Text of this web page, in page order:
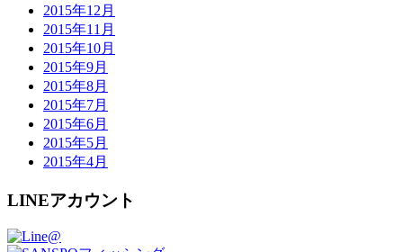
2015年12月
2015年11月
2015年10月
2015年9月
2015年8月
2015年7月
2015年6月
2015年5月
2015年4月
LINEアカウント